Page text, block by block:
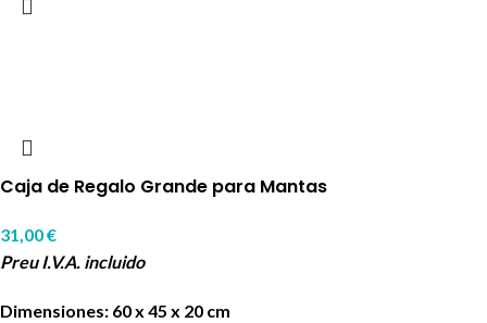
Caja de Regalo Grande para Mantas
31,00€
Preu I.V.A. incluido
Dimensiones: 60 x 45 x 20 cm